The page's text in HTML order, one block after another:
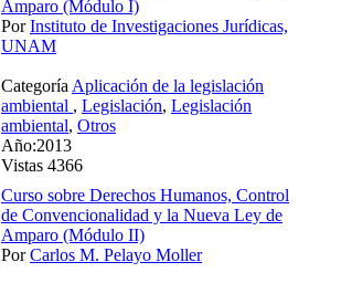
Amparo (Módulo I)
PorInstituto de Investigaciones Jurídicas,
UNAM
Categoría Aplicación de la legislación
ambiental , Legislación, Legislación
ambiental, Otros
Año:2013
Vistas 4366
Curso sobre Derechos Humanos, Control
de Convencionalidad y la Nueva Ley de
Amparo (Módulo II)
PorCarlos M. Pelayo Moller